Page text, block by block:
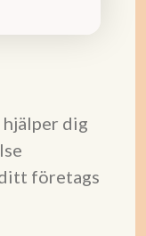
dig
företags